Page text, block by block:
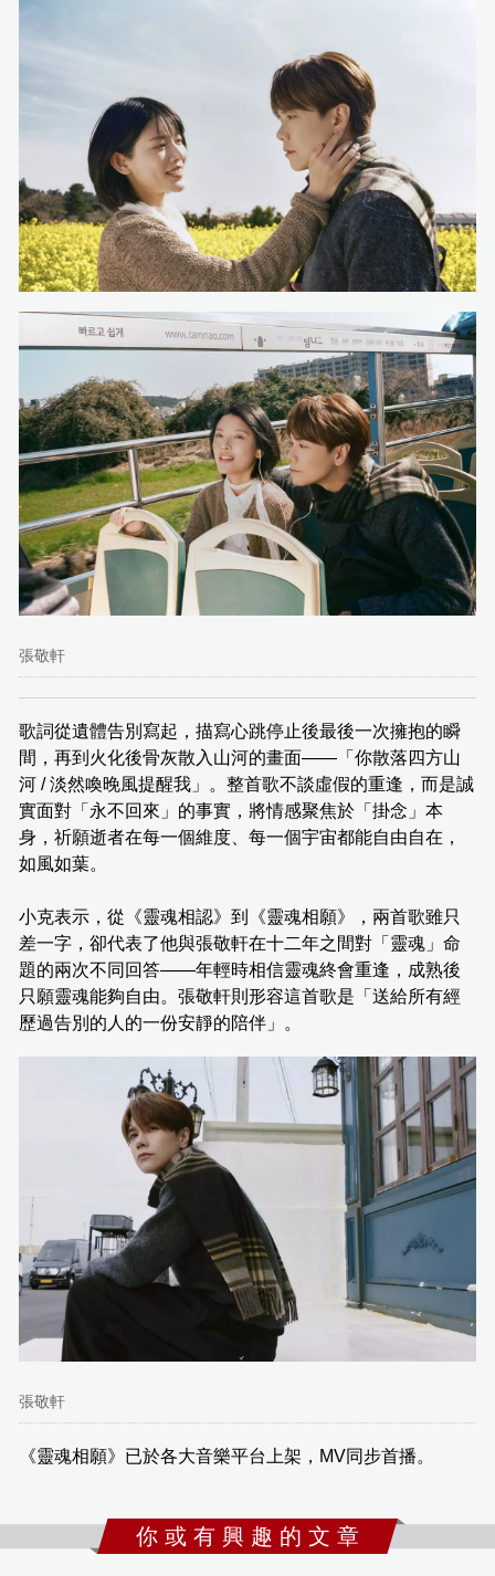
張敬軒
歌詞從遺體告別寫起，描寫心跳停止後最後一次擁抱的瞬
間，再到火化後骨灰散入山河的畫面——「你散落四方山
河 / 淡然喚晚風提醒我」。整首歌不談虛假的重逢，而是誠
實面對「永不回來」的事實，將情感聚焦於「掛念」本
身，祈願逝者在每一個維度、每一個宇宙都能自由自在，
如風如葉。
小克表示，從《靈魂相認》到《靈魂相願》，兩首歌雖只
差一字，卻代表了他與張敬軒在十二年之間對「靈魂」命
題的兩次不同回答——年輕時相信靈魂終會重逢，成熟後
只願靈魂能夠自由。張敬軒則形容這首歌是「送給所有經
歷過告別的人的一份安靜的陪伴」。
張敬軒
《靈魂相願》已於各大音樂平台上架，MV同步首播。
你 或 有 興 趣 的 文 章